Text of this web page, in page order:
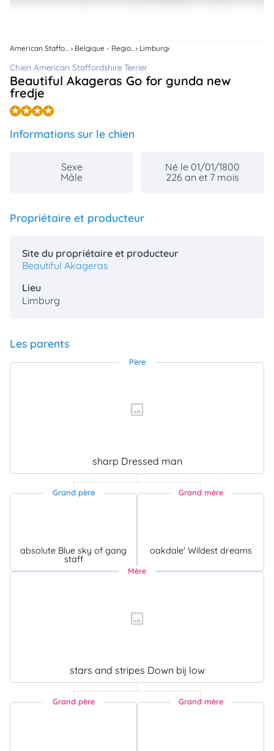
Limburg
Chien American Staffordshire Terrier
Beautiful Akageras Go for gunda new
fredje
Informations sur le chien
Sexe
Mâle
Né le 01/01/1800
226 an et 7 mois
Propriétaire et producteur
Site du propriétaire et producteur
Beautiful Akageras
Lieu
Limburg
Les parents
Père
sharp Dressed man
Grand père
absolute Blue sky of gang
staff
Grand mère
oakdale' Wildest dreams
Mère
stars and stripes Down bij low
Grand père Grand mère